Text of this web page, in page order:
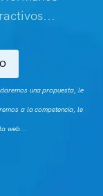
una propuesta, le
a la competencia, le
web...